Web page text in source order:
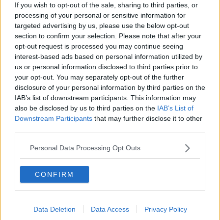
If you wish to opt-out of the sale, sharing to third parties, or
processing of your personal or sensitive information for
targeted advertising by us, please use the below opt-out
section to confirm your selection. Please note that after your
opt-out request is processed you may continue seeing
interest-based ads based on personal information utilized by
us or personal information disclosed to third parties prior to
your opt-out. You may separately opt-out of the further
disclosure of your personal information by third parties on the
IAB’s list of downstream participants. This information may
also be disclosed by us to third parties on the IAB’s List of
Downstream Participants that may further disclose it to other
Personal Data Processing Opt Outs
CONFIRM
Data Deletion Data Access Privacy Policy
La classe
Pensieri incoerenti
Dal balcone
Insomnia
Il guardiano
Lo sgombero
Erodoto e Tucidide
Il padre della storia
Pensieri brevi
L'evoluzione della specie
Il servizio
Riflessioni
Cristobal
Il paese dei balocchi
Ciò che resta
La balena
Vittorio
Il mago, la pera e il Bar la Posta